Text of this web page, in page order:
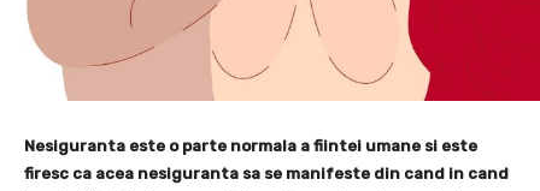
Nesiguranta este o parte normala a fiintei umane si este
firesc ca acea nesiguranta sa se manifeste din cand in cand